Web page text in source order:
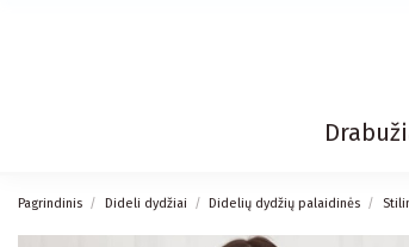
Pagrindinis Dideli dydžiai Didelių dydžių palaidinės